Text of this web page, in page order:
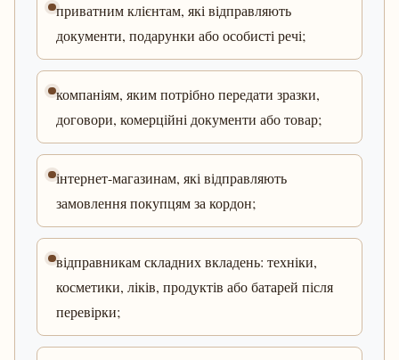
приватним клієнтам, які відправляють
документи, подарунки або особисті речі;
компаніям, яким потрібно передати зразки,
договори, комерційні документи або товар;
інтернет-магазинам, які відправляють
замовлення покупцям за кордон;
відправникам складних вкладень: техніки,
косметики, ліків, продуктів або батарей після
перевірки;